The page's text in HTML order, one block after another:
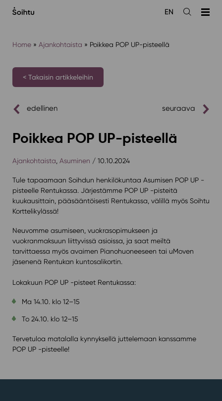
sisältöön
Avaa
EN
Home» Ajankohtaista » Poikkea POP UP-pisteellä
< Takaisin artikkeleihin
edellinen seuraava
Poikkea POP UP-pisteellä
Ajankohtaista Asuminen / 10.10.2024
Tule tapaamaan Soihdun henkilökuntaa Asumisen POP UP -
pisteelle Rentukassa. Järjestämme POP UP -pisteitä
kuukausittain, pääsääntöisesti Rentukassa, välillä myös Soihtu
Korttelikylässä!
Neuvomme asumiseen, vuokrasopimukseen ja
vuokranmaksuun liittyvissä asioissa, ja saat meiltä
tarvittaessa myös avaimen Pianohuoneeseen tai uMoven
jäsenenä Rentukan kuntosalikortin.
Lokakuun POP UP -pisteet Rentukassa:
Ma 14.10. klo 12–15
To 24.10. klo 12–15
Tervetuloa matalalla kynnyksellä juttelemaan kanssamme
POP UP -pisteelle!